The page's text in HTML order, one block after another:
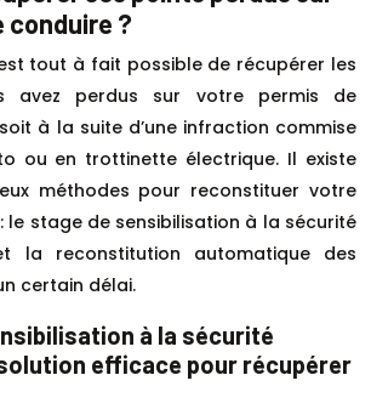
conduire ?
tout à fait possible de récupérer les
avez perdus sur votre permis de
à la suite d’une infraction commise
ou en trottinette électrique. Il existe
méthodes pour reconstituer votre
le stage de sensibilisation à la sécurité
la reconstitution automatique des
certain délai.
à la sécurité
efficace pour récupérer